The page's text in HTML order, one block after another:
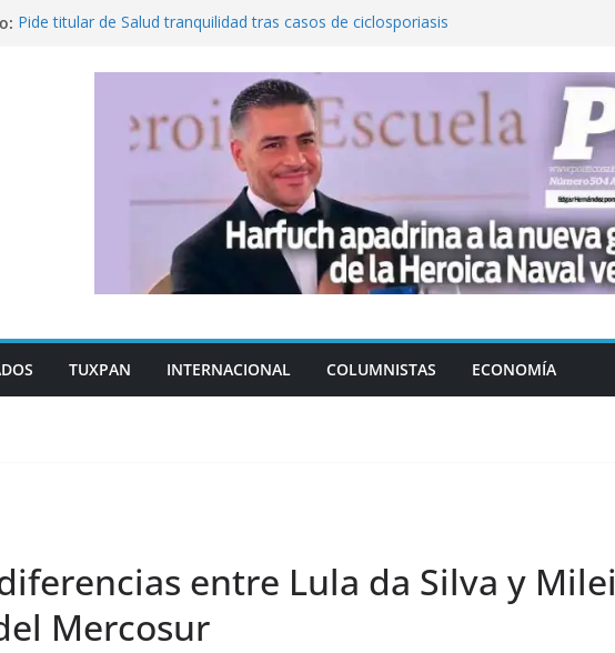
Pide titular de Salud tranquilidad tras casos de ciclosporiasis
¡Truena Ramírez Zepeta contra diputado del PT! Lo acusa de
“traicionar” a la 4T
De la Espriella toma el poder en Colombia y promete una
guerra sin tregua contra el narcoterrorismo
Fujimori celebra restablecimiento de vínculos con México:
“Somos países hermanos”
TUXPAN INTERNACIONAL COLUMNISTAS ECONOMÍA
entre Lula da Silva y Milei
Mercosur